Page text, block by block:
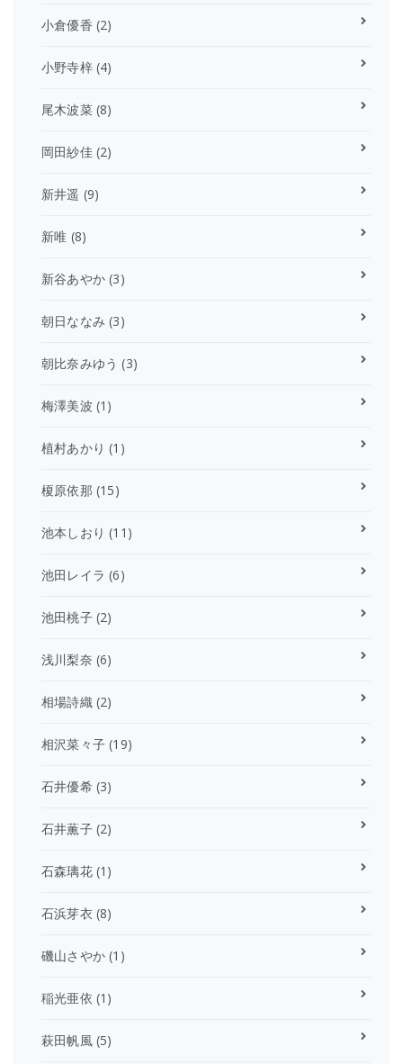
小倉優香 (2)
小野寺梓(4)
尾木波菜(8)
岡田紗佳(2)
新井遥 (9)
新唯 (8)
新谷あやか (3)
朝日ななみ (3)
朝比奈みゆう (3)
梅澤美波 (1)
植村あかり (1)
榎原依那 (15)
池本しおり (11)
池田レイラ (6)
池田桃子(2)
浅川梨奈 (6)
相場詩織(2)
相沢菜々子 (19)
石井優希(3)
石井薫子(2)
石森璃花(1)
石浜芽衣 (8)
磯山さやか (1)
稲光亜依 (1)
萩田帆風(5)